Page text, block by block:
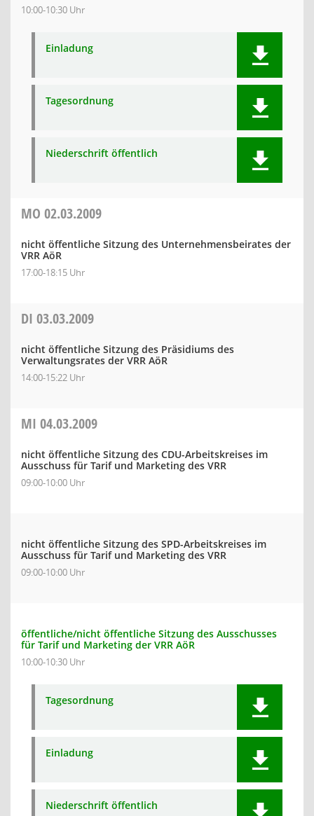
10:00-10:30 Uhr
Einladung
Tagesordnung
Niederschrift öffentlich
MO 02.03.2009
nicht öffentliche Sitzung des Unternehmensbeirates der
VRR AöR
17:00-18:15 Uhr
DI 03.03.2009
nicht öffentliche Sitzung des Präsidiums des
Verwaltungsrates der VRR AöR
14:00-15:22 Uhr
MI 04.03.2009
nicht öffentliche Sitzung des CDU-Arbeitskreises im
Ausschuss für Tarif und Marketing des VRR
09:00-10:00 Uhr
nicht öffentliche Sitzung des SPD-Arbeitskreises im
Ausschuss für Tarif und Marketing des VRR
09:00-10:00 Uhr
öffentliche/nicht öffentliche Sitzung des Ausschusses
für Tarif und Marketing der VRR AöR
10:00-10:30 Uhr
Tagesordnung
Einladung
Niederschrift öffentlich